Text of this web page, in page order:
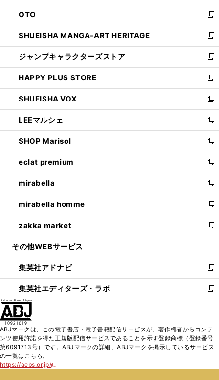
ウ
で
開
く
ン
ド
ウ
で
開
く
OTO
新
し
い
ウ
ィ
ン
ド
ウ
で
開
く
SHUEISHA MANGA-ART HERITAGE
新
し
い
ウ
ィ
ン
ド
ウ
で
開
く
ジャンプキャラクターズストア
新
し
い
ウ
ィ
ン
ド
ウ
で
開
く
HAPPY PLUS STORE
新
し
い
ウ
ィ
ン
ド
ウ
で
開
く
SHUEISHA VOX
新
し
い
ウ
ィ
ン
ド
ウ
で
開
く
LEEマルシェ
新
し
い
ウ
ィ
ン
ド
ウ
で
開
く
SHOP Marisol
新
し
い
ウ
ィ
ン
ド
ウ
で
開
eclat premium
新
し
い
ウ
ィ
ン
ド
ウ
開
く
mirabella
新
し
い
ウ
ィ
ン
ウ
で
開
く
mirabella homme
新
し
い
ウ
ン
ド
ウ
で
zakka market
新
し
ウ
ィ
ン
ド
く
その他WEBサービス
集英社アドナビ
新
し
い
ド
ウ
で
集英社エディターズ・ラボ
新
ィ
ン
ド
ABJマークは、この電子書店・電子書籍配信サービスが、著作権者からコンテ
ンツ使用許諾を得た正規版配信サービスであることを示す登録商標（登録番号
第6091713号）です。ABJマークの詳細、ABJマークを掲示しているサービス
の一覧はこちら。
https://aebs.or.jp/
新